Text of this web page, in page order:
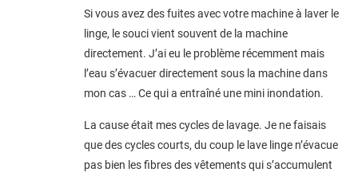
Si vous avez des fuites avec votre machine à laver le
linge, le souci vient souvent de la machine
directement. J’ai eu le problème récemment mais
l’eau s’évacuer directement sous la machine dans
mon cas … Ce qui a entraîné une mini inondation.
La cause était mes cycles de lavage. Je ne faisais
que des cycles courts, du coup le lave linge n’évacue
pas bien les fibres des vêtements qui s’accumulent